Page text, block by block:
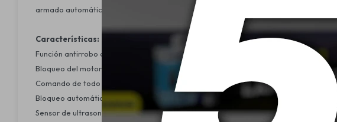
armado automático, garantiza la seguridad de tu vehículo con tecnología
Características:
Función antirrobo con indicador led.
Bloqueo del motor integrado.
Comando de todo tipo de trabas eléctricas.
Bloqueo automático de puertas tras el arranque.
Sensor de ultrasonido con ajuste de sensibilidad.